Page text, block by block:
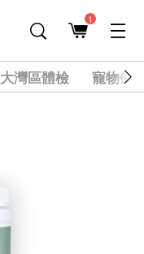
1
大灣區體檢 寵物健